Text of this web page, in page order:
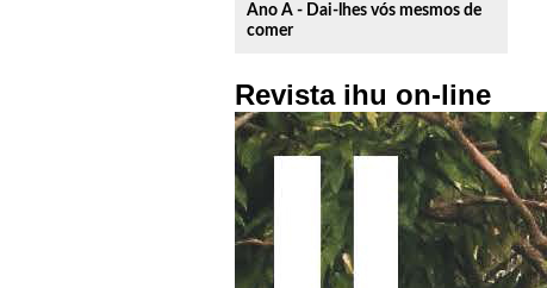
Ano A - Dai-lhes vós mesmos de
comer
Revista ihu on-line